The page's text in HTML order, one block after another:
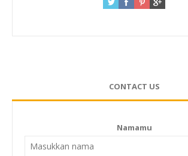
CONTACT US
Namamu